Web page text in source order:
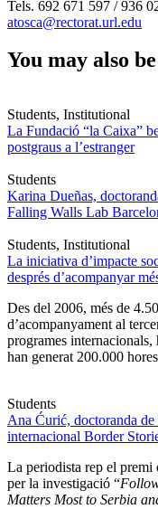
Tels. 692 671 597 / 936
atosca@rectorat.url.edu
You may also
Students, Institutional
La Fundació “la Caixa”
postgraus a l’estranger
Students
Karina Dueñas,
Falling Walls Lab
Students, Institutional
La iniciativa d’impacte
després d’acompanyar
Des del 2006, més de
d’acompanyament al
programes internacionals,
han generat 200.000
Students
Ana Ćurić, doctoranda
internacional Border
La periodista rep el
per la investigació “
Matters Most to Serbia